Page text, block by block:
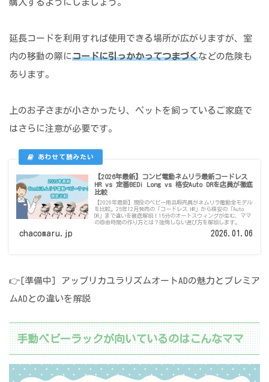
購入するようにしましょう。
延長コードを利用すれば使用できる場所が広がりますが、室
内の移動の際にコードに引っかかってつまづくなどの危険も
あります。
上のお子さまが小さかったり、ペットを飼っているご家庭で
はさらに注意が必要です。
【2026年最新】コンビ電動ネムリラ最新コードレス
HR vs 定番BEDi Long vs 格安Auto DRを店員が徹底
比較
【2026年最新】現役のベビー用品販売員がネムリラ電動全モデル
を比較。25年12月発売の「コードレス HR」から格安の「Auto
DR」まで違いを徹底解説！15分のオートスウィングが生む、ママ
の自由時間の作り方とは？後悔しない選び方を解説します。
chacomaru.jp 2026.01.06
👉[準備中] アップリカユラリズムオートADの魅力とプレミア
ムADとの違いを解説
手動ベビーラックが向いているのはこんなママ